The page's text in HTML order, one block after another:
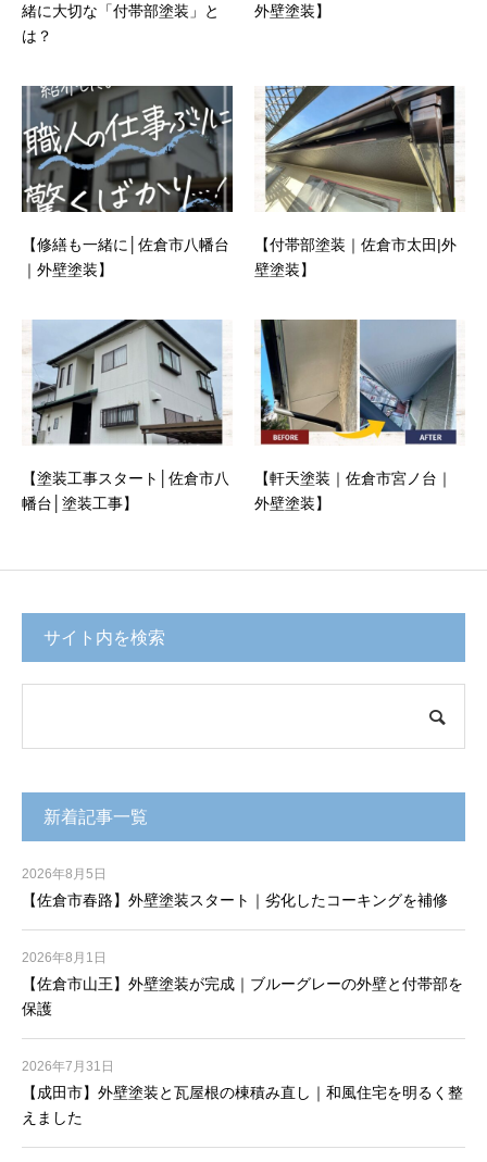
緒に大切な「付帯部塗装」と
は？
外壁塗装】
【修繕も一緒に│佐倉市八幡台
｜外壁塗装】
【付帯部塗装｜佐倉市太田|外
壁塗装】
【塗装工事スタート│佐倉市八
幡台│塗装工事】
【軒天塗装｜佐倉市宮ノ台｜
外壁塗装】
サイト内を検索
新着記事一覧
【佐倉市春路】外壁塗装スタート｜劣化したコーキングを補修
2026年8月5日
【佐倉市山王】外壁塗装が完成｜ブルーグレーの外壁と付帯部を
保護
2026年8月1日
【成田市】外壁塗装と瓦屋根の棟積み直し｜和風住宅を明るく整
えました
2026年7月31日